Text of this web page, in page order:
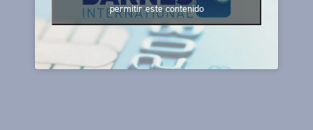
permitir este contenido